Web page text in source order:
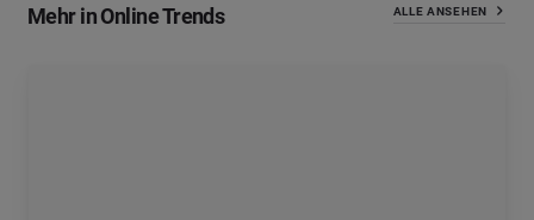
Mehr in Online Trends ALLE ANSEHEN